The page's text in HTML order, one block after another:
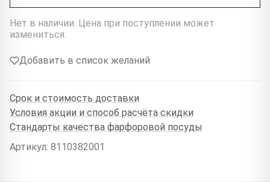
Нет в наличии. Цена при поступлении может
измениться.
Добавить в список желаний
Срок и стоимость доставки
Условия акции и способ расчёта скидки
Стандарты качества фарфоровой посуды
Артикул: 8110382001